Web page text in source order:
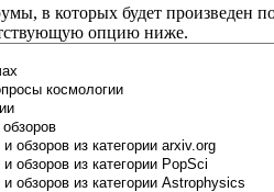
в которых будет произведен
опцию ниже.